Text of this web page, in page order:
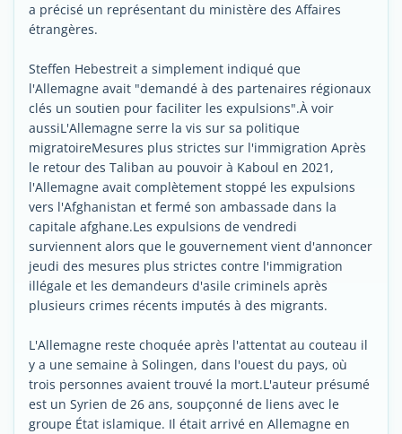
a précisé un représentant du ministère des Affaires
étrangères.
Steffen Hebestreit a simplement indiqué que
l'Allemagne avait "demandé à des partenaires régionaux
clés un soutien pour faciliter les expulsions".À voir
aussiL'Allemagne serre la vis sur sa politique
migratoireMesures plus strictes sur l'immigration Après
le retour des Taliban au pouvoir à Kaboul en 2021,
l'Allemagne avait complètement stoppé les expulsions
vers l'Afghanistan et fermé son ambassade dans la
capitale afghane.Les expulsions de vendredi
surviennent alors que le gouvernement vient d'annoncer
jeudi des mesures plus strictes contre l'immigration
illégale et les demandeurs d'asile criminels après
plusieurs crimes récents imputés à des migrants.
L'Allemagne reste choquée après l'attentat au couteau il
y a une semaine à Solingen, dans l'ouest du pays, où
trois personnes avaient trouvé la mort.L'auteur présumé
est un Syrien de 26 ans, soupçonné de liens avec le
groupe État islamique. Il était arrivé en Allemagne en